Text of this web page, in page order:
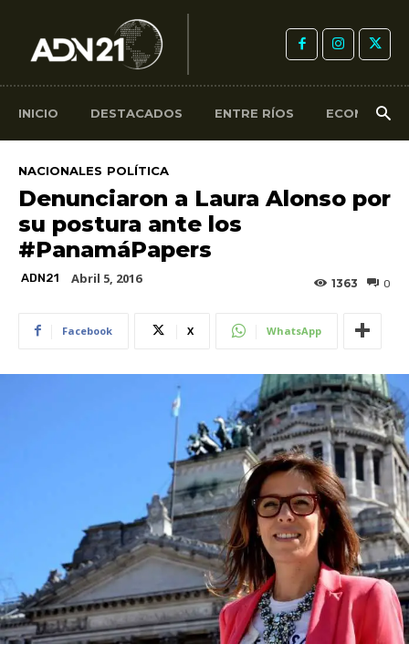
INICIO DESTACADOS ENTRE RÍOS ECONOMÍA
NACIONALES POLÍTICA
Denunciaron a Laura Alonso por
su postura ante los
#PanamáPapers
ADN21 Abril 5, 2016 0
1363
Facebook X WhatsApp